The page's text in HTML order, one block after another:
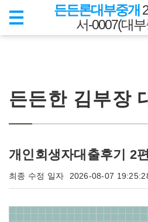
든든론대부중개
서-0007(대
든든한 김부장
개인회생자대출후기 2
최종 수정 일자 2026-08-07